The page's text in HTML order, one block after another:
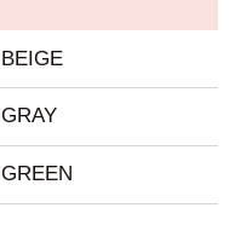
BEIGE
GRAY
GREEN